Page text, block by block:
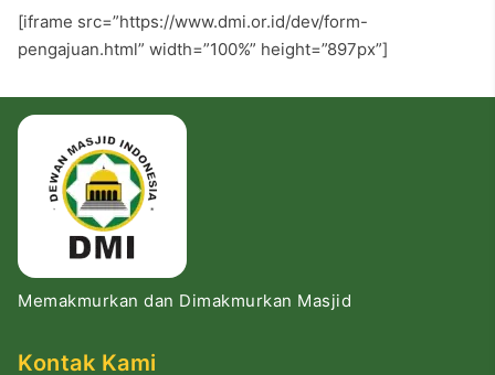
[iframe src=”https://www.dmi.or.id/dev/form-
pengajuan.html” width=”100%” height=”897px”]
Memakmurkan dan Dimakmurkan Masjid
Kontak Kami